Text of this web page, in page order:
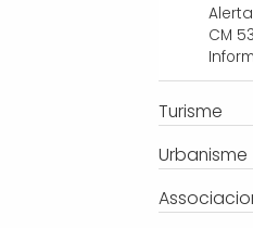
CM
Turisme
Urbanisme